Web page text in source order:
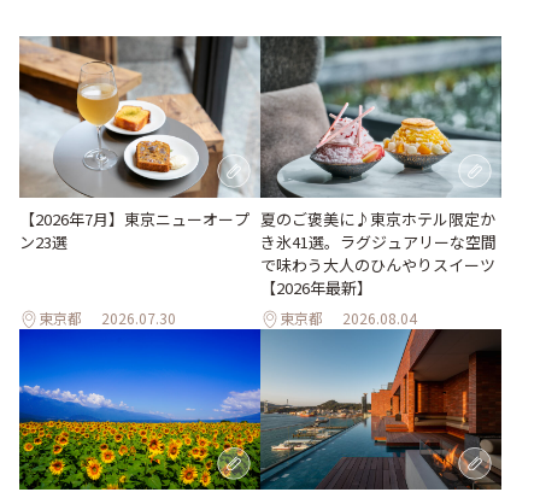
【2026年7月】東京ニューオープ
ン23選
東京都 2026.07.30
夏のご褒美に♪東京ホテル限定か
き氷41選。ラグジュアリーな空間
で味わう大人のひんやりスイーツ
【2026年最新】
東京都 2026.08.04